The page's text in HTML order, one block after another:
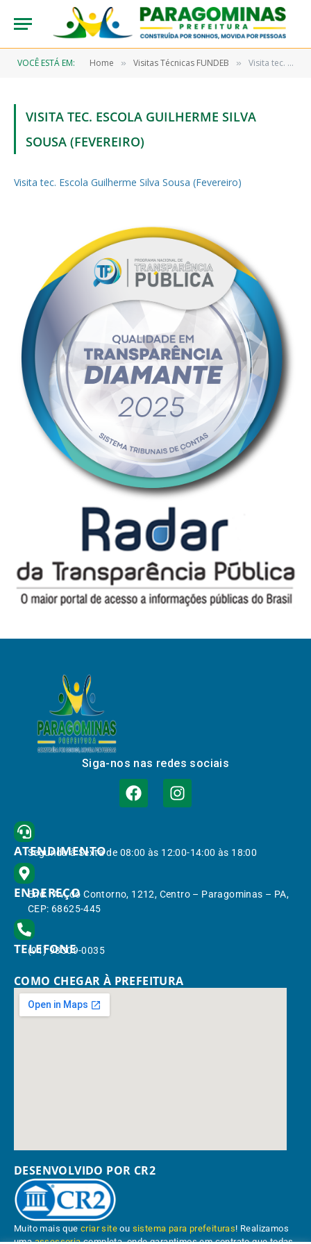
VOCÊ ESTÁ EM: Home » Visitas Técnicas FUNDEB » Visita tec. Escola Guilherme Silva Sousa (Fevereiro)
VISITA TEC. ESCOLA GUILHERME SILVA
SOUSA (FEVEREIRO)
Visita tec. Escola Guilherme Silva Sousa (Fevereiro)
Siga-nos nas redes sociais
ATENDIMENTO
Segunda à Sexta de 08:00 às 12:00-14:00 às 18:00
ENDEREÇO
End.: Av. do Contorno, 1212, Centro – Paragominas – PA,
CEP: 68625-445
TELEFONE
(91) 98309-0035
COMO CHEGAR À PREFEITURA
DESENVOLVIDO POR CR2
Muito mais quecriar site ou sistema para prefeituras! Realizamos
umaassessoriacompleta, onde garantimos em contrato que todas